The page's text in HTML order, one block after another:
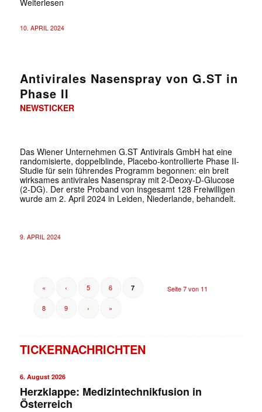
Weiterlesen
10. APRIL 2024
Antivirales Nasenspray von G.ST in
Phase II
NEWSTICKER
Das Wiener Unternehmen G.ST Antivirals GmbH hat eine
randomisierte, doppelblinde, Placebo-kontrollierte Phase II-
Studie für sein führendes Programm begonnen: ein breit
wirksames antivirales Nasenspray mit 2-Deoxy-D-Glucose
(2-DG). Der erste Proband von insgesamt 128 Freiwilligen
wurde am 2. April 2024 in Leiden, Niederlande, behandelt.
9. APRIL 2024
Seite 7 von 11
« ‹ 5 6 7
8 9 › »
TICKERNACHRICHTEN
6. August 2026
Herzklappe: Medizintechnikfusion in
Österreich